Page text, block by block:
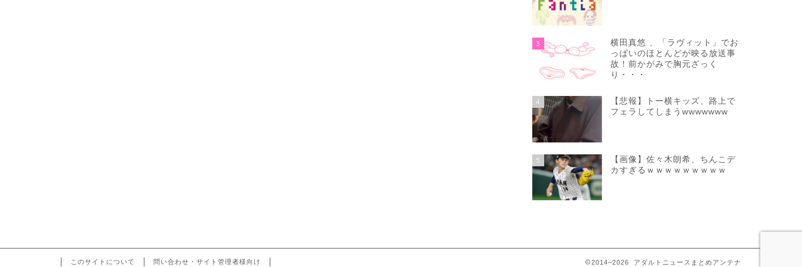
3
横田真悠 、「ラヴィット」でお
っぱいのほとんどが映る放送事
故！前かがみで胸元ざっく
り・・・
4
【悲報】トー横キッズ、路上で
フェラしてしまうwwwwwww
5
【画像】佐々木朗希、ちんこデ
カすぎるｗｗｗｗｗｗｗｗｗ
このサイトについて 問い合わせ・サイト管理者様向け 2014–2026 アダルトニュースまとめアンテナ